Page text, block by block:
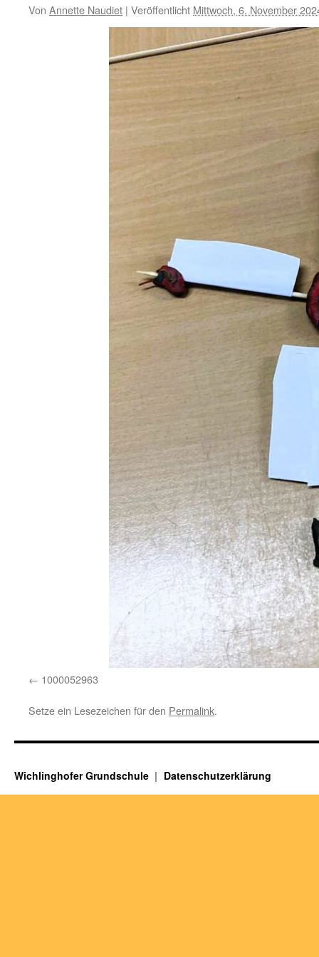
Von Annette Naudiet | Veröffentlicht Mittwoch, 6. November
1000052963
Setze ein Lesezeichen für den Permalink.
Wichlinghofer Grundschule Datenschutzerklärung